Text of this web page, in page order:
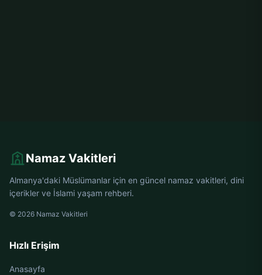
Namaz Vakitleri
Almanya'daki Müslümanlar için en güncel namaz vakitleri, dini
içerikler ve İslami yaşam rehberi.
© 2026 Namaz Vakitleri
Hızlı Erişim
Anasayfa